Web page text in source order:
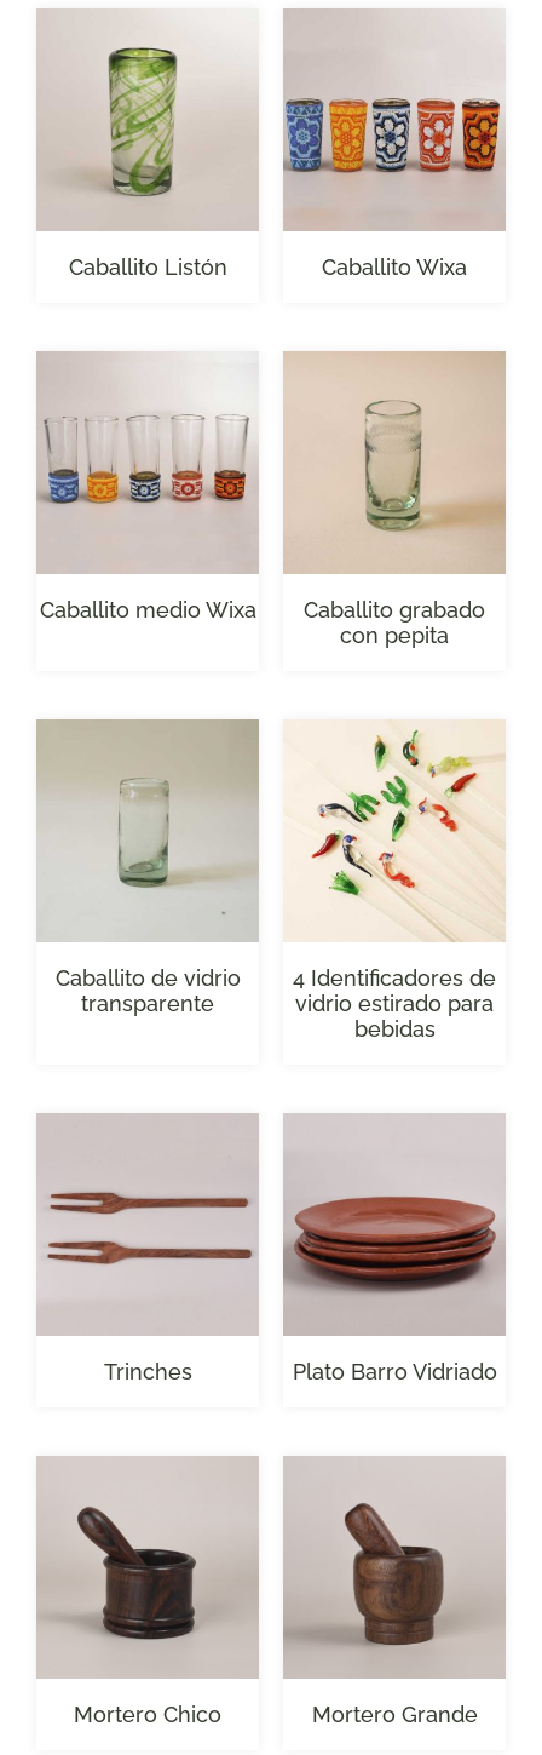
Caballito Listón Caballito Wixa
Caballito medio Wixa
Caballito grabado
con pepita
Caballito de vidrio
transparente
4 Identificadores de
vidrio estirado para
bebidas
Trinches Plato Barro Vidriado
Mortero Chico Mortero Grande